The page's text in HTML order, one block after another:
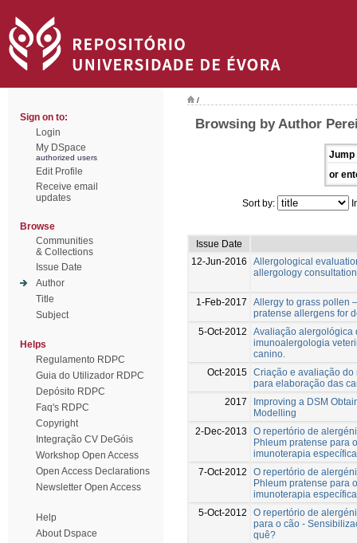
Sign on to:
Login
My DSpace
authorized users
Edit Profile
Receive email
updates
Browse
Communities
& Collections
Issue Date
Author
Title
Subject
Helps
Regulamento RDPC
Guia do Utilizador RDPC
Depósito RDPC
Faq's RDPC
Copyright
Integração CV DeGóis
Workshop Open Access
Open Access Declarations
Newsletter Open Access
Help
About Dspace
/
Browsing by Author
Jump
or
Sort by:
Issue Date
12-Jun-2016
Allergological
allergology
1-Feb-2017
Allergy to grass pollen
pratense allergens for
5-Oct-2012
Avaliação alergológica
imunoalergologia
canino.
Oct-2015 Criação e avaliação
para elaboração das
2017
Improving a DSM
Modelling
2-Dec-2013
O repertório de
Phleum pratense para
imunoterapia
7-Oct-2012
O repertório de
Phleum pratense para
imunoterapia
5-Oct-2012
O repertório de
para o cão -
quê?